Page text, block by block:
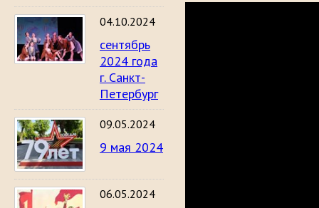
04.10.2024
сентябрь
2024 года
г. Санкт-
Петербург
09.05.2024
9 мая 2024
06.05.2024